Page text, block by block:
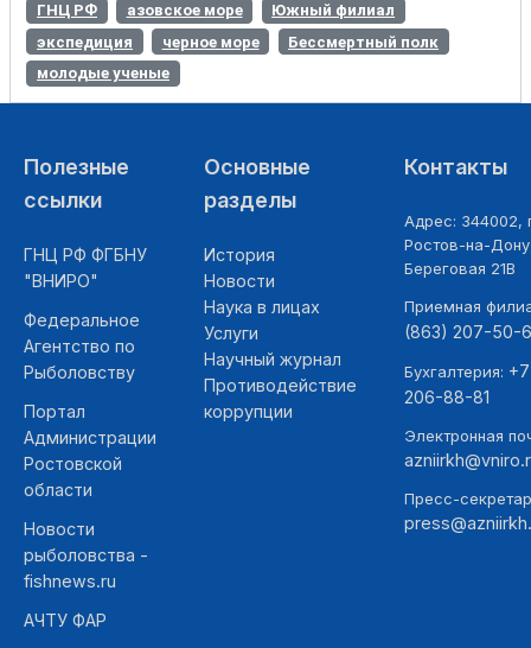
ГНЦ РФ
азовское море
Южный филиал
экспедиция
черное море
Бессмертный полк
молодые ученые
Полезные
ссылки
ГНЦ РФ ФГБНУ
"ВНИРО"
Федеральное
Агентство по
Рыболовству
Портал
Администрации
Ростовской
области
Новости
рыболовства -
fishnews.ru
АЧТУ ФАР
Основные
разделы
История
Новости
Наука в лицах
Услуги
Научный журнал
Противодействие
коррупции
Контакты
Адрес: 344002,
Ростов-на-
Береговая 21В
Приемная
(863) 207-50-
Бухгалтерия:
206-88-81
Электронная
Пресс-